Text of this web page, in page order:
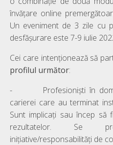
învățare online
Un eveniment de 3 zile cu
desfășurare este 7-9 iulie
Cei care intenționează să
profilul următor:
- Profesioniști în
carierei care au terminat
Sunt implicați sau încep să
rezultatelor. Se
inițiative/responsabilități de